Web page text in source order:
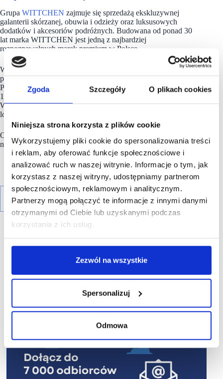
Zgoda Szczegóły O plikach cookies
Niniejsza strona korzysta z plików cookie
Wykorzystujemy pliki cookie do spersonalizowania treści
i reklam, aby oferować funkcje społecznościowe i
analizować ruch w naszej witrynie. Informacje o tym, jak
korzystasz z naszej witryny, udostępniamy partnerom
społecznościowym, reklamowym i analitycznym.
Partnerzy mogą połączyć te informacje z innymi danymi
otrzymanymi od Ciebie lub uzyskanymi podczas
korzystania z ich usług.
Zezwól na wszystkie
Spersonalizuj
Odmowa
Grupa WITTCHEN zajmuje się sprzedażą ekskluzywnej
galanterii skórzanej, obuwia i odzieży oraz luksusowych
dodatków i akcesoriów podróżnych. Budowana od ponad 30
lat marka WITTCHEN jest jedną z najbardziej
rozpoznawalnych marek premium w Polsce.
Wg stanu na koniec 2025 roku, Grupa WITTCHEN
prowadziła sprzedaż poprzez 8 własnych e-sklepów (wliczając
Polskę), 43 platform marketplace w 23 krajach oraz sieć ponad
100 salonów stacjonarnych funkcjonujących pod markami
WITTCHEN i WITTCHEN Travel. Posiada własne centrum
logistyczne w podwarszawskich Palmirach.
Od 2015 roku spółka
na Giełdzie Papierów Wartościowych w Warszawie.